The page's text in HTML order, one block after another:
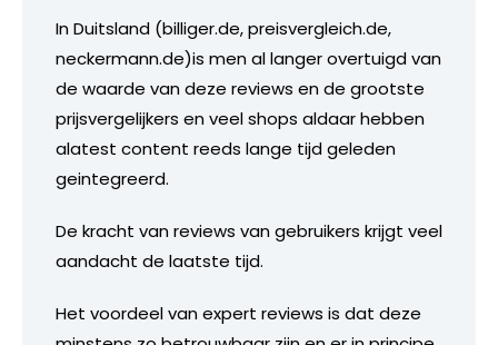
In Duitsland (billiger.de, preisvergleich.de,
neckermann.de)is men al langer overtuigd van
de waarde van deze reviews en de grootste
prijsvergelijkers en veel shops aldaar hebben
alatest content reeds lange tijd geleden
geintegreerd.
De kracht van reviews van gebruikers krijgt veel
aandacht de laatste tijd.
Het voordeel van expert reviews is dat deze